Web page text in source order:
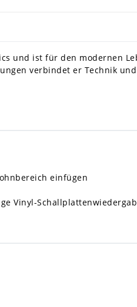
und ist für den modernen
verbindet er Technik
einfügen
Vinyl-